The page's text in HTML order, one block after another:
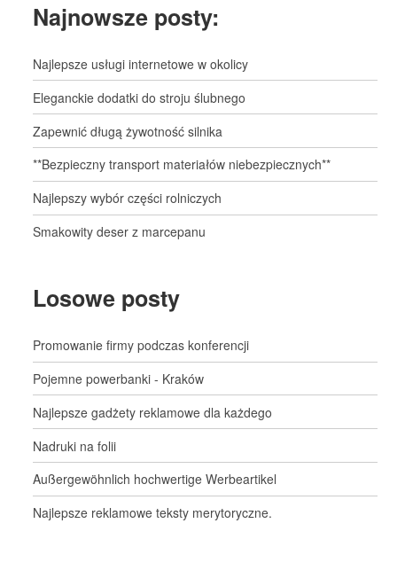
Najnowsze posty:
Najlepsze usługi internetowe w okolicy
Eleganckie dodatki do stroju ślubnego
Zapewnić długą żywotność silnika
**Bezpieczny transport materiałów niebezpiecznych**
Najlepszy wybór części rolniczych
Smakowity deser z marcepanu
Losowe posty
Promowanie firmy podczas konferencji
Pojemne powerbanki - Kraków
Najlepsze gadżety reklamowe dla każdego
Nadruki na folii
Außergewöhnlich hochwertige Werbeartikel
Najlepsze reklamowe teksty merytoryczne.